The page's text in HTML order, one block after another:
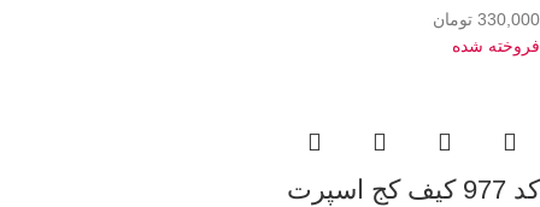
330,000 تومان
فروخته شده
کد 977 کیف کج اسپرت